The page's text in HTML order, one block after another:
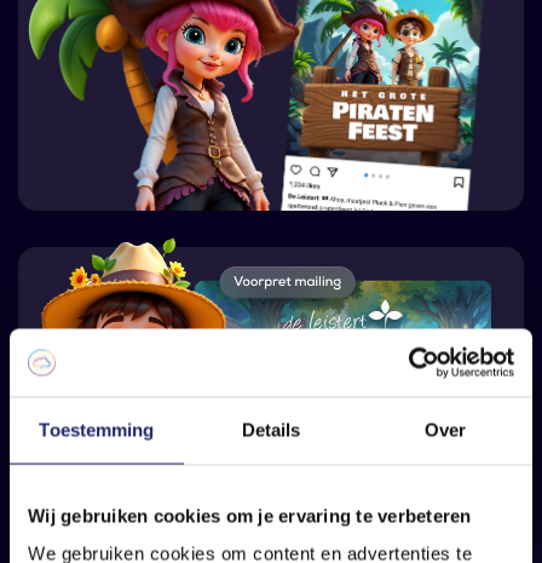
Toestemming Details Over
Wij gebruiken cookies om je ervaring te verbeteren
We gebruiken cookies om content en advertenties te